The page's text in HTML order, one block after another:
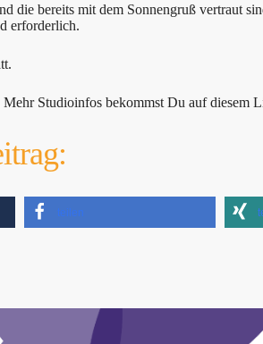
die bereits mit dem Sonnengruß vertraut
erforderlich.
Mehr Studioinfos bekommst Du auf diesem
teilen